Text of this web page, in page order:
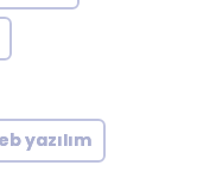
yazılım